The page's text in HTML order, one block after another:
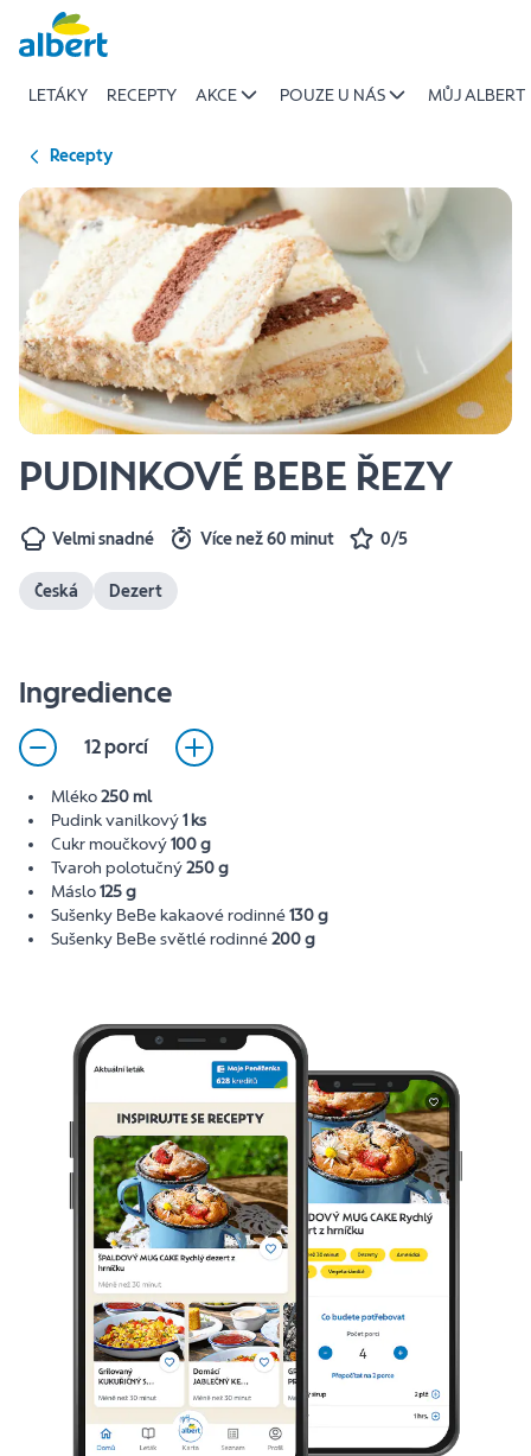
Přeskočit
LETÁKY RECEPTY AKCE POUZE U NÁS MŮJ ALBERT
Recepty
PUDINKOVÉ BEBE ŘEZY
Velmi snadné Více než 60 minut 0/5
Česká Dezert
Ingredience
12 porcí
Mléko250 ml
Pudink vanilkový1 ks
Cukr moučkový100 g
Tvaroh polotučný250 g
Máslo125 g
Sušenky BeBe kakaové rodinné130 g
Sušenky BeBe světlé rodinné200 g